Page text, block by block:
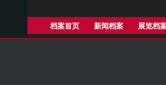
档案首页 新闻档案 展览档